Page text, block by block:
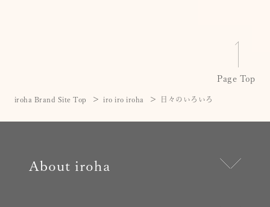
Page Top
iroha Brand Site Top iro iro iroha 日々のいろいろ
About iroha